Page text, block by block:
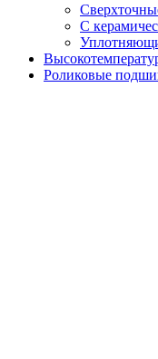
С
Роликовые